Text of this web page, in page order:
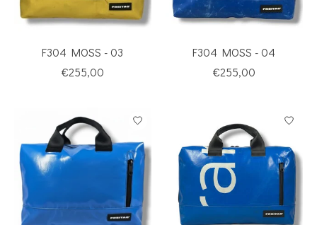
F304 MOSS - 03
€255,00
F304 MOSS - 04
€255,00